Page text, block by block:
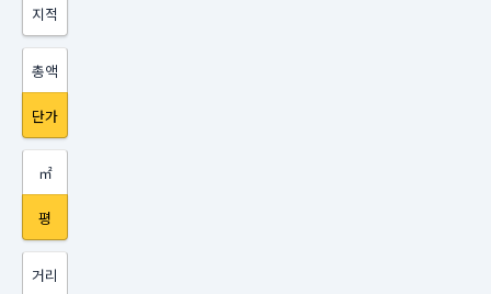
지적
총액
단가
㎡
평
거리